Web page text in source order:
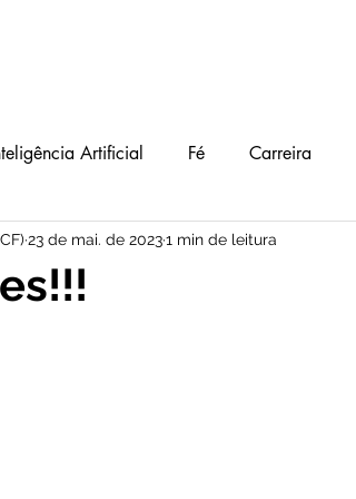
Artificial Fé Carreira
Acontece Livros #34Lentes
23 de mai. de 20231 min de leitura